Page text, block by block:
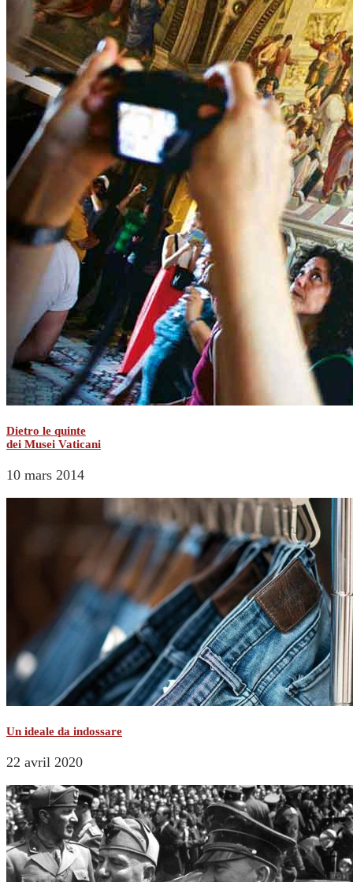
Dietro le quinte
dei Musei Vaticani
10 mars 2014
Un ideale da indossare
22 avril 2020